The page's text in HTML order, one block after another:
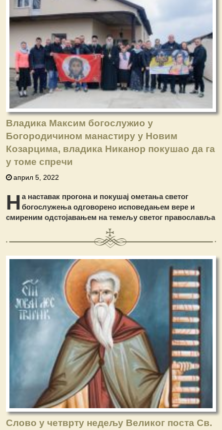
Владика Максим богослужио у
Богородичином манастиру у Новим
Козарцима, владика Никанор покушао да га
у томе спречи
април 5, 2022
Н а наставак прогона и покушај ометања светог
богослужења одговорено исповедањем вере и
смиреним одстојавањем на темељу светог православља
Слово у четврту недељу Великог поста Св.